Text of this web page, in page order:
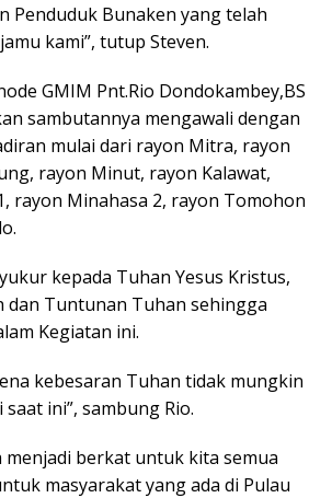
Penduduk Bunaken yang telah
kami”, tutup Steven.
GMIM Pnt.Rio Dondokambey,BS
sambutannya mengawali dengan
mulai dari rayon Mitra, rayon
rayon Minut, rayon Kalawat,
rayon Minahasa 2, rayon Tomohon
kepada Tuhan Yesus Kristus,
dan Tuntunan Tuhan sehingga
Kegiatan ini.
kebesaran Tuhan tidak mungkin
ini”, sambung Rio.
menjadi berkat untuk kita semua
masyarakat yang ada di Pulau